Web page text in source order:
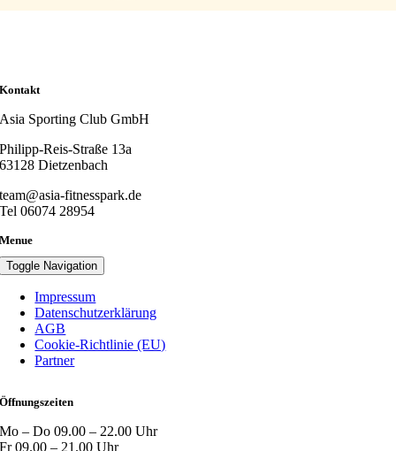
Kontakt
Asia Sporting Club GmbH
Philipp-Reis-Straße 13a
63128 Dietzenbach
team@asia-fitnesspark.de
Tel 06074 28954
Menue
Toggle Navigation
Impressum
Datenschutzerklärung
AGB
Cookie-Richtlinie (EU)
Partner
Öffnungszeiten
Mo – Do 09.00 – 22.00 Uhr
Fr 09.00 – 21.00 Uhr